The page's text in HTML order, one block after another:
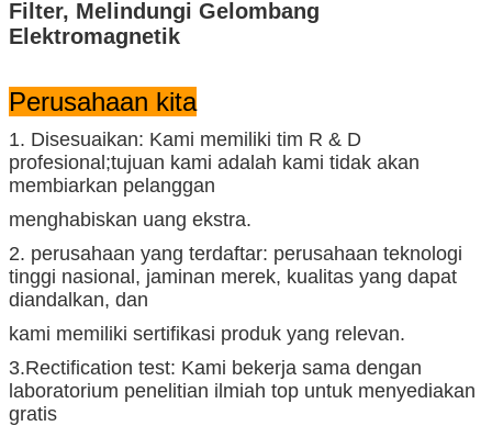
Filter, Melindungi Gelombang
Elektromagnetik
Perusahaan kita
1. Disesuaikan: Kami memiliki tim R & D
profesional;tujuan kami adalah kami tidak akan
membiarkan pelanggan
menghabiskan uang ekstra.
2. perusahaan yang terdaftar: perusahaan teknologi
tinggi nasional, jaminan merek, kualitas yang dapat
diandalkan, dan
kami memiliki sertifikasi produk yang relevan.
3.Rectification test: Kami bekerja sama dengan
laboratorium penelitian ilmiah top untuk menyediakan
gratis